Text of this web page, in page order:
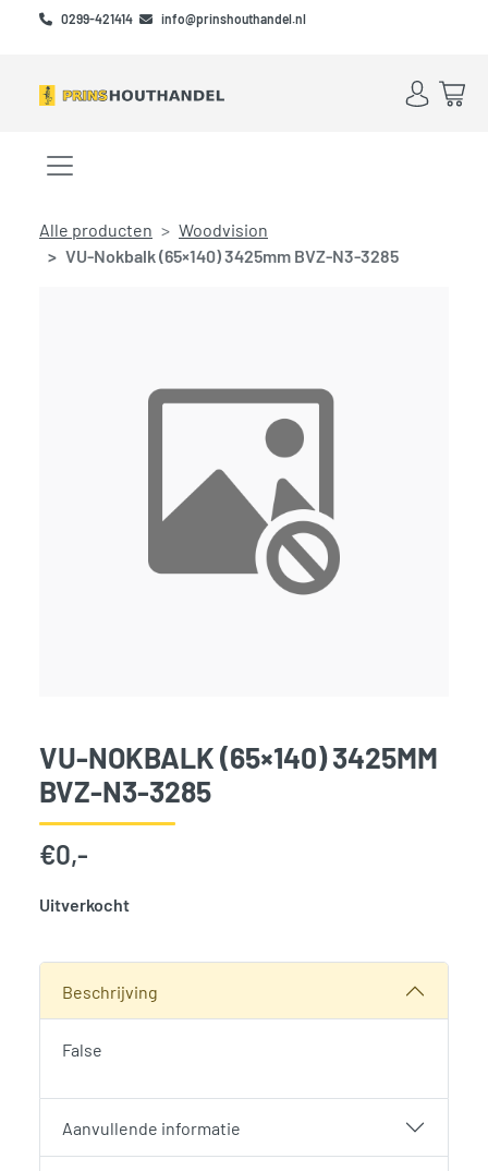
Skip to main content
Skip to footer
0299-421414 info@prinshouthandel.nl
Account
Menu openen/sluiten
Alle producten
Woodvision
VU-Nokbalk (65×140) 3425mm BVZ-N3-3285
VU-NOKBALK (65×140) 3425MM
BVZ-N3-3285
€0,-
Uitverkocht
Beschrijving
False
Aanvullende informatie